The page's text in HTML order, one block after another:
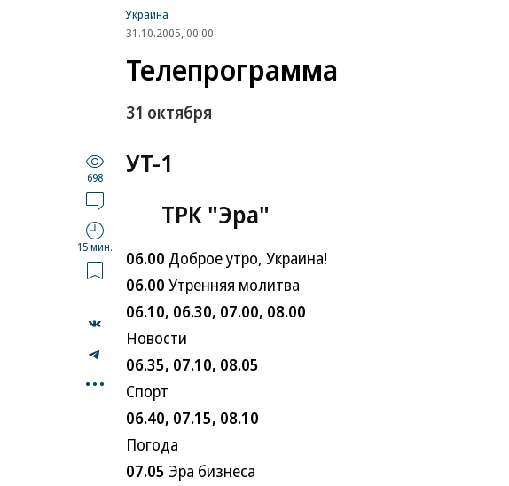
Украина
31.10.2005, 00:00
Телепрограмма
31 октября
698
15 мин.
...
УТ-1
ТРК "Эра"
06.00 Доброе утро, Украина!
06.00 Утренняя молитва
06.10, 06.30, 07.00, 08.00
Новости
06.35, 07.10, 08.05
Спорт
06.40, 07.15, 08.10
Погода
07.05 Эра бизнеса